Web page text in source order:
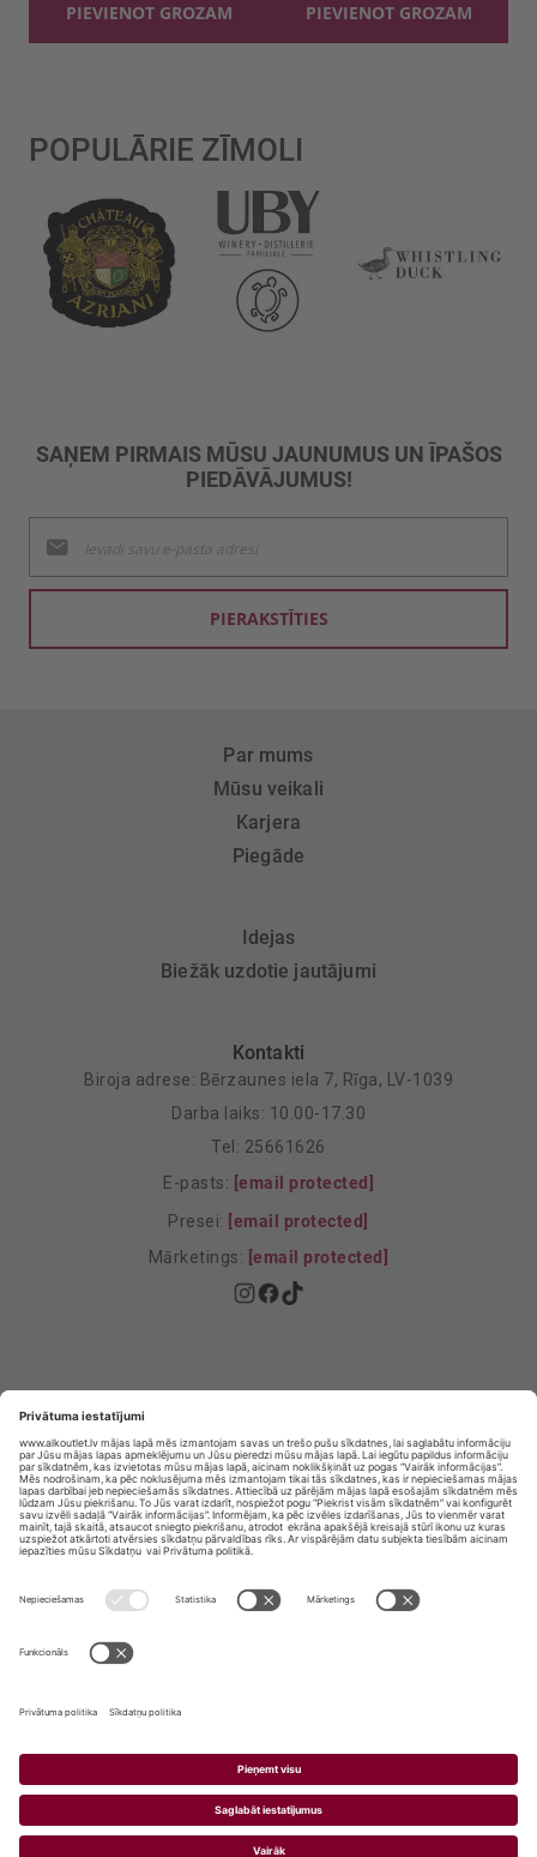
PIEVIENOT GROZAM PIEVIENOT GROZAM
POPULĀRIE ZĪMOLI
SAŅEM PIRMAIS MŪSU JAUNUMUS UN ĪPAŠOS
PIEDĀVĀJUMUS!
jaunumu
saņemšanai:
PIERAKSTĪTIES
Par mums
Mūsu veikali
Karjera
Piegāde
Idejas
Biežāk uzdotie jautājumi
Kontakti
Biroja adrese: Bērzaunes iela 7, Rīga, LV-1039
Darba laiks: 10.00-17.30
Tel: 25661626
E-pasts: [email protected]
Presei: [email protected]
Mārketings: [email protected]
Privātuma Iestatījumi
E-veikala lietošanas noteikumi
ALKOHOLA PĀRDOŠANA, IEGĀDĀŠANĀS UN
NODOŠANA NEPILNGADĪGĀM PERSONĀM IR
AIZLIEGTA.